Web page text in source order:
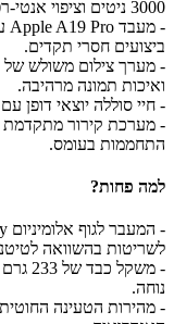
3000 ניטים וציפוי אנטי-רפלקטיבי משופר.
ביצועים חסרי תקדים.
ואיכות תמונה מרהיבה.
- חיי סוללה יוצאי דופן עם קיבולת
התחממות בעומס.
למה פחות?
לשריטות בהשוואה
נוחה.
- מהירות הטעינה